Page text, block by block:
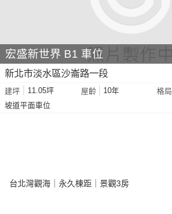
宏盛新世界 B1 車位
新北市淡水區沙崙路一段
建坪 11.05坪 屋齡 10年 格局
坡道平面車位